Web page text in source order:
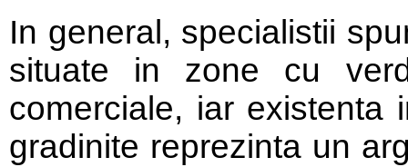
In general, specialistii
situate in zone cu
comerciale, iar
gradinite reprezinta un